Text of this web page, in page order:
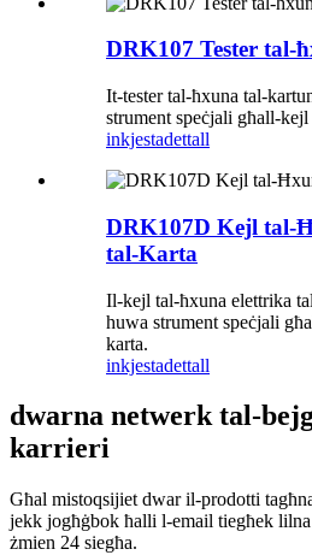
DRK107 Tester tal-
It-tester tal-ħxuna tal-
strument speċjali għall-
inkjestadettall
DRK107D Kejl tal-
tal-Karta
Il-kejl tal-ħxuna elettrika
huwa strument speċjali
karta.
inkjestadettall
dwarna netwerk tal-
karrieri
Għal mistoqsijiet dwar il-prodotti
jekk jogħġbok ħalli l-email tiegħek
żmien 24 siegħa.